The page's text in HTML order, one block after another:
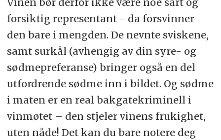
forsiktig representant - da forsvinner
den bare i mengden. De nevnte sviskene,
samt surkål (avhengig av din syre- og
sødmepreferanse) bringer også en del
utfordrende sødme inn i bildet. Og sødme
i maten er en real bakgatekriminell i
vinmøtet – den stjeler vinens frukighet,
uten nåde! Det kan du bare notere deg